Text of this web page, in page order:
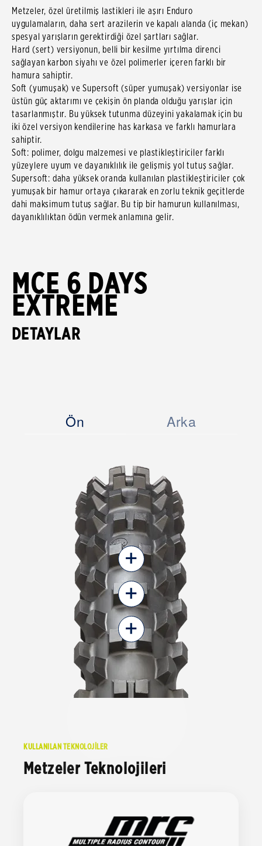
Metzeler, özel üretilmiş lastikleri ile aşırı Enduro
uygulamaların, daha sert arazilerin ve kapalı alanda (iç mekan)
spesyal yarışların gerektirdiği özel şartları sağlar.
Hard (sert) versiyonun, belli bir kesilme yırtılma direnci
sağlayan karbon siyahı ve özel polimerler içeren farklı bir
hamura sahiptir.
Soft (yumuşak) ve Supersoft (süper yumuşak) versiyonlar ise
üstün güç aktarımı ve çekişin ön planda olduğu yarışlar için
tasarlanmıştır. Bu yüksek tutunma düzeyini yakalamak için bu
iki özel versiyon kendilerine has karkasa ve farklı hamurlara
sahiptir.
Soft: polimer, dolgu malzemesi ve plastikleştiriciler farklı
yüzeylere uyum ve dayanıklılık ile gelişmiş yol tutuş sağlar.
Supersoft: daha yüksek oranda kullanılan plastikleştiriciler çok
yumuşak bir hamur ortaya çıkararak en zorlu teknik geçitlerde
dahi maksimum tutuş sağlar. Bu tip bir hamurun kullanılması,
dayanıklılıktan ödün vermek anlamına gelir.
MCE 6 DAYS
EXTREME
DETAYLAR
Ön Arka
+
+
+
KULLANILAN TEKNOLOJİLER
Metzeler Teknolojileri